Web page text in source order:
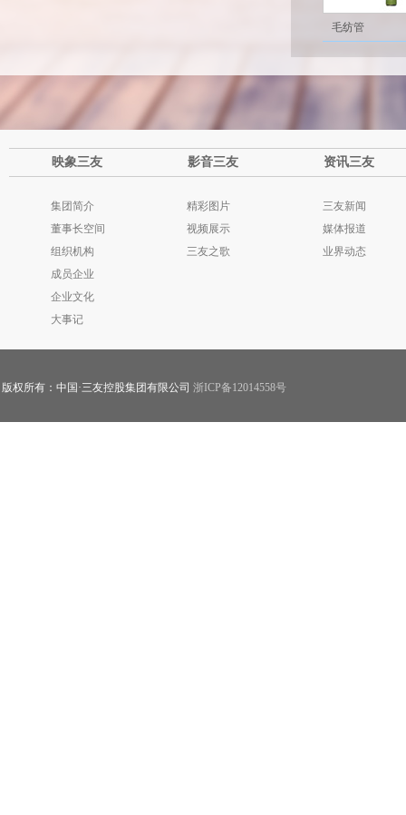
毛纺管
映象三友
集团简介
董事长空间
组织机构
成员企业
企业文化
大事记
影音三友
精彩图片
视频展示
三友之歌
资讯三友
三友新闻
媒体报道
业界动态
版权所有：中国·三友控股集团有限公司 浙ICP备12014558号